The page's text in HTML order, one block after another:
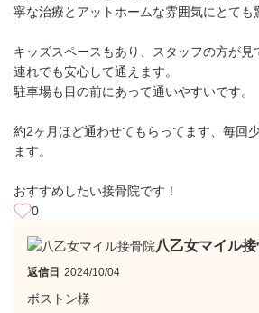
寧な治療とアットホームな雰囲気にとても
キッズスペースもあり、スタッフの方が
連れでも安心して通えます。
駐車場も目の前にあって通いやすいです。
約2ヶ月ほど通わせてもらってます、毎回
ます。
おすすめしたい接骨院です！
0
八乙女マイル
返信日 2024/10/04
ボストン様